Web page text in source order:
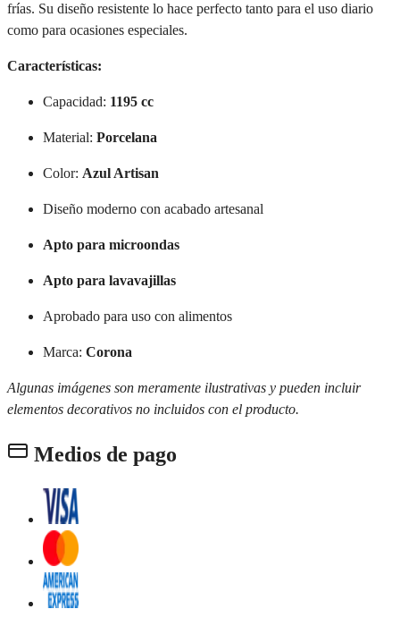
frías. Su diseño resistente lo hace perfecto tanto para el uso diario
como para ocasiones especiales.
Características:
Capacidad: 1195 cc
Material: Porcelana
Color: Azul Artisan
Diseño moderno con acabado artesanal
Apto para microondas
Apto para lavavajillas
Aprobado para uso con alimentos
Marca: Corona
Algunas imágenes son meramente ilustrativas y pueden incluir
elementos decorativos no incluidos con el producto.
Medios de pago